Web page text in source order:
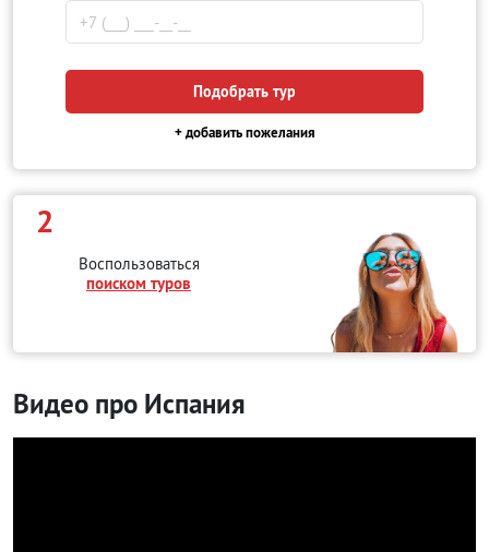
Подобрать тур
+ добавить пожелания
2
Воспользоваться
поиском туров
Видео про Испания